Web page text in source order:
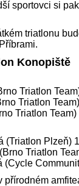
sportovci si
triatlonu
Konopiště
Triatlon
Triatlon
Triatlon Team)
(Triatlon Plzeň)
Triatlon
(Cycle
přírodném